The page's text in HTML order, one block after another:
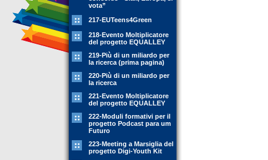
vota”
217-EUTeens4Green
218-Evento Moltiplicatore
del progetto EQUALLEY
219-Più di un miliardo per
la ricerca (prima pagina)
220-Più di un miliardo per
la ricerca
221-Evento Moltiplicatore
del progetto EQUALLEY
222-Moduli formativi per il
progetto Podcast para um
Futuro
223-Meeting a Marsiglia del
progetto Digi-Youth Kit